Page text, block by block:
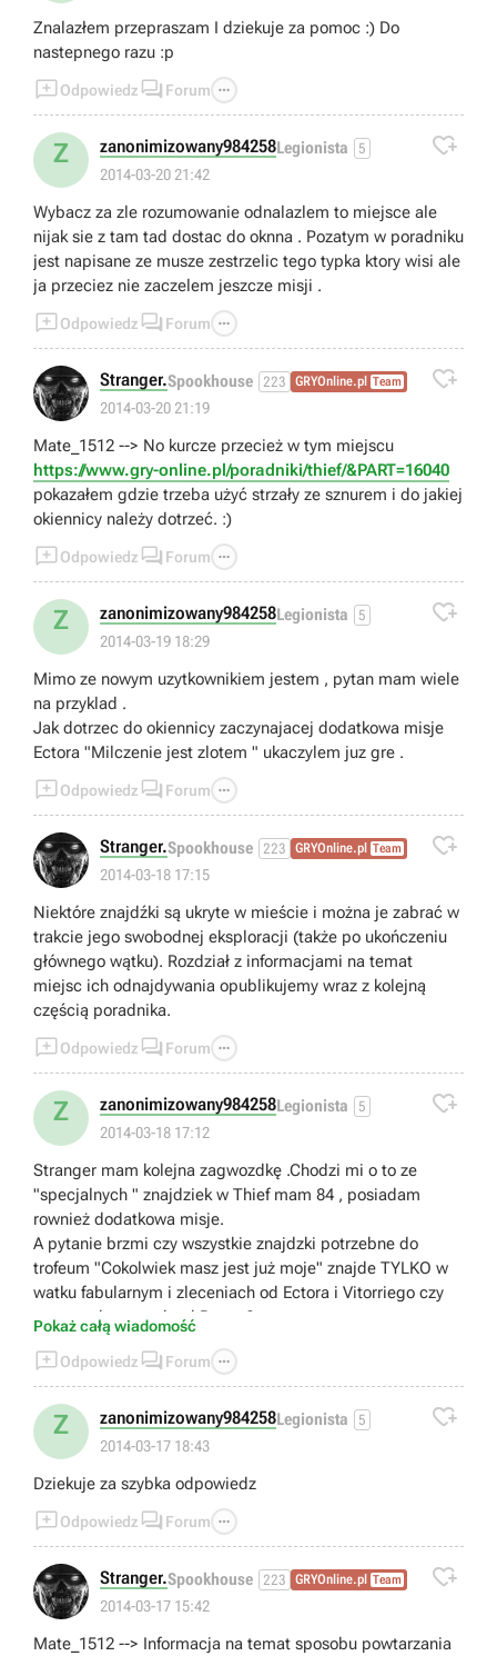
Znalazłem przepraszam I dziekuje za pomoc :) Do
nastepnego razu :p
Odpowiedz  Forum 
Z zanonimizowany984258Legionista 5
2014-03-20 21:42

Wybacz za zle rozumowanie odnalazlem to miejsce ale
nijak sie z tam tad dostac do oknna . Pozatym w poradniku
jest napisane ze musze zestrzelic tego typka ktory wisi ale
ja przeciez nie zaczelem jeszcze misji .
Odpowiedz  Forum 
Stranger.Spookhouse 223 GRYOnline.pl Team
2014-03-20 21:19

Mate_1512 --> No kurcze przecież w tym miejscu
https://www.gry-online.pl/poradniki/thief/&PART=16040
pokazałem gdzie trzeba użyć strzały ze sznurem i do jakiej
okiennicy należy dotrzeć. :)
Odpowiedz  Forum 
Z zanonimizowany984258Legionista 5
2014-03-19 18:29

Mimo ze nowym uzytkownikiem jestem , pytan mam wiele
na przyklad .
Jak dotrzec do okiennicy zaczynajacej dodatkowa misje
Ectora "Milczenie jest zlotem " ukaczylem juz gre .
Odpowiedz  Forum 
Stranger.Spookhouse 223 GRYOnline.pl Team
2014-03-18 17:15

Niektóre znajdźki są ukryte w mieście i można je zabrać w
trakcie jego swobodnej eksploracji (także po ukończeniu
głównego wątku). Rozdział z informacjami na temat
miejsc ich odnajdywania opublikujemy wraz z kolejną
częścią poradnika.
Odpowiedz  Forum 
Z zanonimizowany984258Legionista 5
2014-03-18 17:12

Stranger mam kolejna zagwozdkę .Chodzi mi o to ze
"specjalnych " znajdziek w Thief mam 84 , posiadam
rownież dodatkowa misje.
A pytanie brzmi czy wszystkie znajdzki potrzebne do
trofeum "Cokolwiek masz jest już moje" znajde TYLKO w
watku fabularnym i zleceniach od Ectora i Vitorriego czy
tez w tych pracach od Bassy ?
Pokaż całą wiadomość
Odpowiedz  Forum 
Z zanonimizowany984258Legionista 5
2014-03-17 18:43

Dziekuje za szybka odpowiedz
Odpowiedz  Forum 
Stranger.Spookhouse 223 GRYOnline.pl Team
2014-03-17 15:42

Mate_1512 --> Informacja na temat sposobu powtarzania